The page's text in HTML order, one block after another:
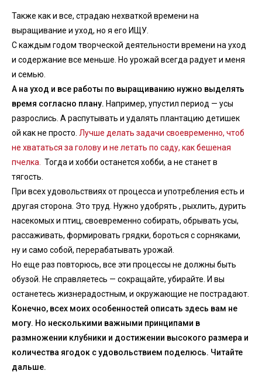
Также как и все, страдаю нехваткой времени на
выращивание и уход, но я его ИЩУ.
С каждым годом творческой деятельности времени на уход
и содержание все меньше. Но урожай всегда радует и меня
и семью.
А на уход и все работы по выращиванию нужно выделять
время согласно плану. Например, упустил период — усы
разрослись. А распутывать и удалять плантацию детишек
ой как не просто. Лучше делать задачи своевременно, чтоб
не хвататься за голову и не летать по саду, как бешеная
пчелка.
Тогда и хобби останется хобби, а не станет в
тягость.
При всех удовольствиях от процесса и употребления есть и
другая сторона. Это труд. Нужно удобрять , рыхлить, дурить
насекомых и птиц, своевременно собирать, обрывать усы,
рассаживать, формировать грядки, бороться с сорняками,
ну и само собой, перерабатывать урожай.
Но еще раз повторюсь, все эти процессы не должны быть
обузой. Не справляетесь — сокращайте, убирайте. И вы
останетесь жизнерадостным, и окружающие не пострадают.
Конечно, всех моих особенностей описать здесь вам не
могу. Но несколькими важными принципами в
размножении клубники и достижении высокого размера и
количества ягодок с удовольствием поделюсь. Читайте
дальше.